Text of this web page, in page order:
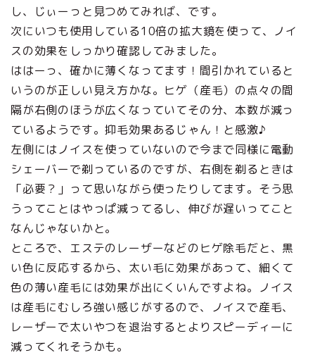
し、じぃーっと見つめてみれば、です。
次にいつも使用している10倍の拡大鏡を使って、ノイ
スの効果をしっかり確認してみました。
ははーっ、確かに薄くなってます！間引かれていると
いうのが正しい見え方かな。ヒゲ（産毛）の点々の間
隔が右側のほうが広くなっていてその分、本数が減っ
ているようです。抑毛効果あるじゃん！と感激♪
左側にはノイスを使っていないので今まで同様に電動
シェーバーで剃っているのですが、右側を剃るときは
「必要？」って思いながら使ったりしてます。そう思
うってことはやっぱ減ってるし、伸びが遅いってこと
なんじゃないかと。
ところで、エステのレーザーなどのヒゲ除毛だと、黒
い色に反応するから、太い毛に効果があって、細くて
色の薄い産毛には効果が出にくいんですよね。ノイス
は産毛にむしろ強い感じがするので、ノイスで産毛、
レーザーで太いやつを退治するとよりスピーディーに
減ってくれそうかも。